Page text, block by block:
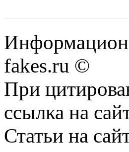
fakes.ru ©
При
ссылка на
Статьи на